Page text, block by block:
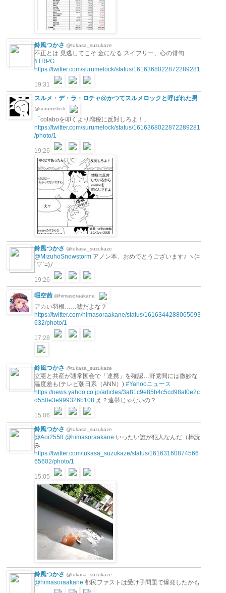
鈴風つかさ @tukasa_suzukaze
不正とは 見逃してこそ 金になる スイフリー、心の俳句
#TRPG
https://twitter.com/surumelock/status/1616368022872289281
19:31
スルメ・デ・ラ・ロチャ@かつてスルメロックと呼ばれた男
@surumelock
「colaboを叩くより増税に反対しろよ！」
https://twitter.com/surumelock/status/1616368022872289281
/photo/1
19:26
鈴風つかさ @tukasa_suzukaze
@MizuhoSnowstorm アノン本、おめでとうございます♪ ヽ(=
´▽`=)ﾉ
19:26
暇空茜 @himasoraakane
アカい羽根……嘘だよな？
https://twitter.com/himasoraakane/status/1616344288065093
632/photo/1
17:28
鈴風つかさ @tukasa_suzukaze
立憲と共産が通常国会で「連携」を確認…野党間には微妙な
温度差も(テレビ朝日系（ANN）) #Yahooニュース
https://news.yahoo.co.jp/articles/3a81c9e85b4c5cd98af0e2c
d550e3e999326b108 え？連帯じゃないの？
15:06
鈴風つかさ @tukasa_suzukaze
@Aoi2558 @himasoraakane いったい誰が犯人なんだ（棒読
み
https://twitter.com/tukasa_suzukaze/status/16163160874566
65602/photo/1
15:05
鈴風つかさ @tukasa_suzukaze
@himasoraakane 都民ファストは受け子問題で爆発したかも